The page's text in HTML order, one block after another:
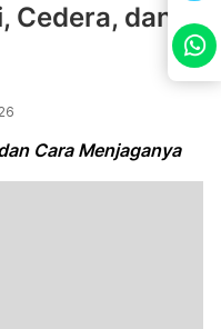
Cedera, dan
Cara Menjaganya